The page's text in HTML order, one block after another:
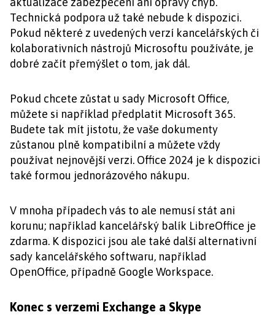
Technická podpora už také nebude k dispozici.
Pokud některé z uvedených verzí kancelářských či
kolaborativních nástrojů Microsoftu používáte, je
dobré začít přemýšlet o tom, jak dál.
Pokud chcete zůstat u sady Microsoft Office,
můžete si například předplatit Microsoft 365.
Budete tak mít jistotu, že vaše dokumenty
zůstanou plně kompatibilní a můžete vždy
používat nejnovější verzi. Office 2024 je k dispozici
také formou jednorázového nákupu.
V mnoha případech vás to ale nemusí stát ani
korunu; například kancelářský balík LibreOffice je
zdarma. K dispozici jsou ale také další alternativní
sady kancelářského softwaru, například
OpenOffice, případně Google Workspace.
Konec s verzemi Exchange a Skype